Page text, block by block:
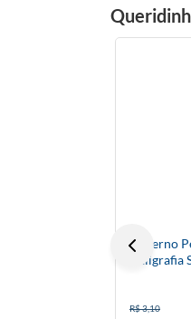
Caderno
Caligrafia
R$ 3,10